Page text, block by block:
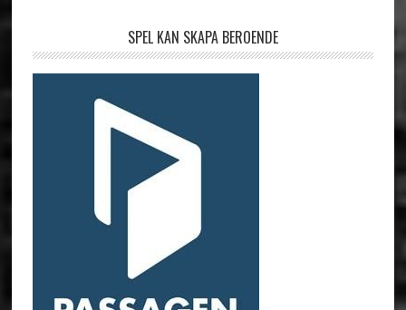
SPEL KAN SKAPA BEROENDE